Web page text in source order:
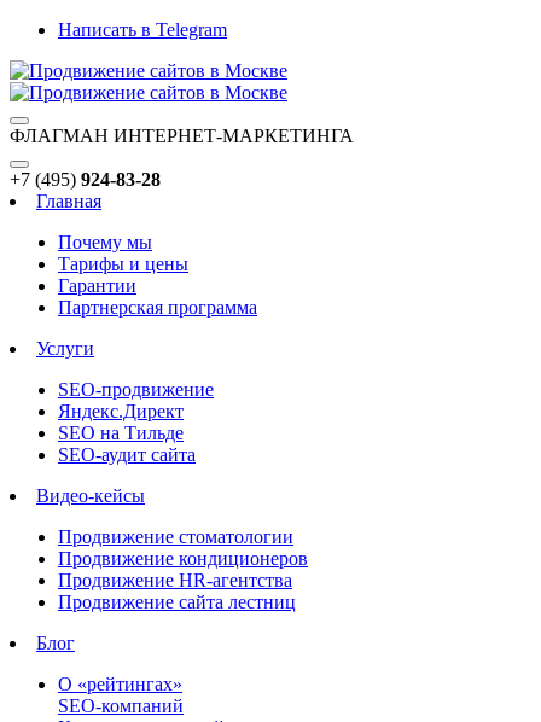
Написать в Telegram
ФЛАГМАН ИНТЕРНЕТ-МАРКЕТИНГА
+7 (495) 924-83-28
Главная
Почему мы
Тарифы и цены
Гарантии
Партнерская программа
Услуги
SEO-продвижение
Яндекс.Директ
SEO на Тильде
SEO-аудит сайта
Видео-кейсы
Продвижение стоматологии
Продвижение кондиционеров
Продвижение HR-агентства
Продвижение сайта лестниц
Блог
О «рейтингах»
SEO-компаний